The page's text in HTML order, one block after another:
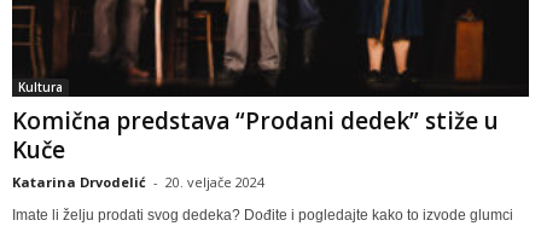
Kultura
Komična predstava “Prodani dedek” stiže u
Kuče
Katarina Drvodelić - 20. veljače 2024
Imate li želju prodati svog dedeka? Dođite i pogledajte kako to izvode glumci